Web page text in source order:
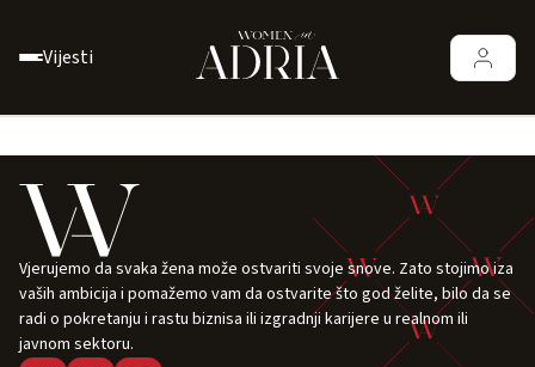
Vijesti
Vjerujemo da svaka žena može ostvariti svoje snove. Zato stojimo iza
vaših ambicija i pomažemo vam da ostvarite što god želite, bilo da se
radi o pokretanju i rastu biznisa ili izgradnji karijere u realnom ili
javnom sektoru.